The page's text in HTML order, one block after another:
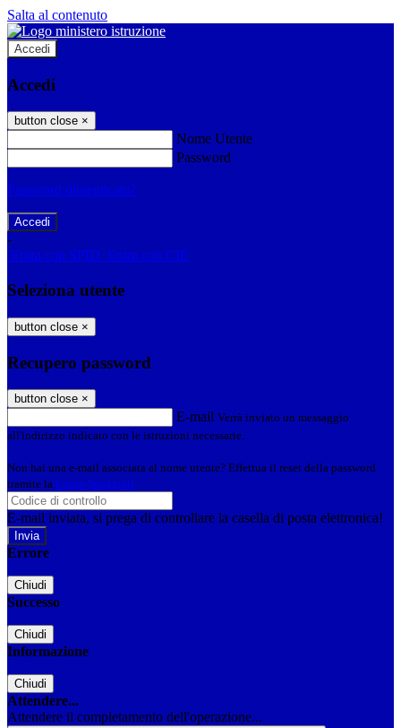
Salta al contenuto
Accedi
Accedi
button close ×
Nome Utente
Password
Password dimenticata?
-
Entra con SPID Entra con CIE
Seleziona utente
button close ×
Recupero password
button close ×
E-mail Verrà inviato un messaggio
all'indirizzo indicato con le istruzioni necessarie.
Non hai una e-mail associata al nome utente? Effettua il reset della password
tramite la Login Spaggiari
E-mail inviata, si prega di controllare la casella di posta elettronica!
Errore
Chiudi
Successo
Chiudi
Informazione
Chiudi
Attendere...
Attendere il completamento dell'operazione...